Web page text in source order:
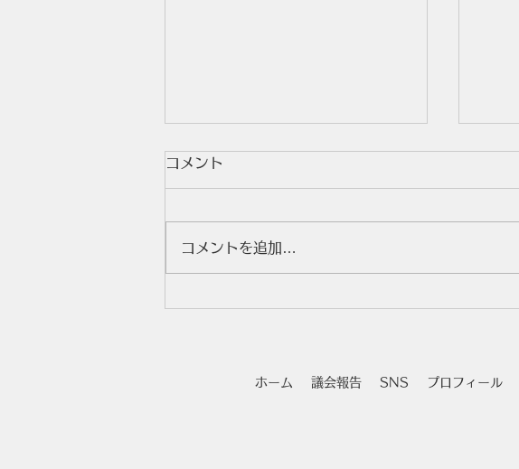
公開授業
コメント
コメントを追加…
ホーム 議会報告 SNS プロフィール